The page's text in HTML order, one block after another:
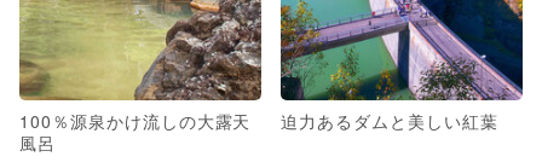
100％源泉かけ流しの大露天
風呂
迫力あるダムと美しい紅葉